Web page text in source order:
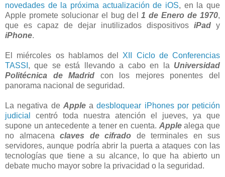
novedades de la próxima actualización de iOS, en la que
Apple promete solucionar el bug del1 de Enero de 1970,
que es capaz de dejar inutilizados dispositivos iPad y
iPhone.
El miércoles os hablamos del XII Ciclo de Conferencias
TASSI , que se está llevando a cabo en la Universidad
Politécnica de Madrid con los mejores ponentes del
panorama nacional de seguridad.
La negativa de Apple a desbloquear iPhones por petición
judicial centró toda nuestra atención el jueves, ya que
supone un antecedente a tener en cuenta. Applealega que
no almacena claves de cifrado de terminales en sus
servidores, aunque podría abrir la puerta a ataques con las
tecnologías que tiene a su alcance, lo que ha abierto un
debate mucho mayor sobre la privacidad o la seguridad.